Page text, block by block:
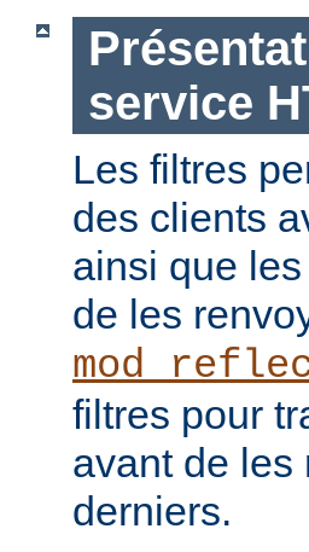
service
Les filtres
des clients
ainsi que
de les
filtres pour
avant de les
derniers.